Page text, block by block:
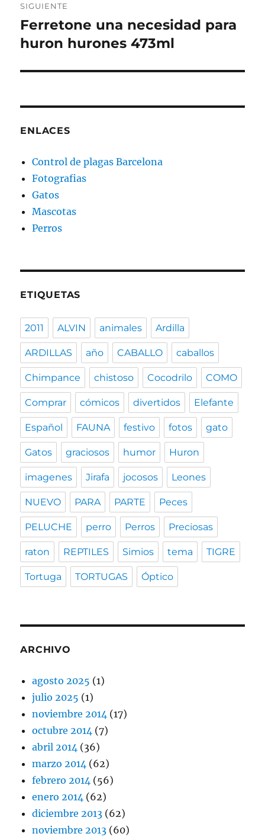
SIGUIENTE
Entrada
siguiente:
Ferretone una necesidad para
huron hurones 473ml
ENLACES
Control de plagas Barcelona
Fotografias
Gatos
Mascotas
Perros
ETIQUETAS
2011 ALVIN animales Ardilla
ARDILLAS año CABALLO caballos
Chimpance chistoso Cocodrilo COMO
Comprar cómicos divertidos Elefante
Español FAUNA festivo fotos gato
Gatos graciosos humor Huron
imagenes Jirafa jocosos Leones
NUEVO PARA PARTE Peces
PELUCHE perro Perros Preciosas
raton REPTILES Simios tema TIGRE
Tortuga TORTUGAS Óptico
ARCHIVO
agosto 2025 (1)
julio 2025 (1)
noviembre 2014 (17)
octubre 2014 (7)
abril 2014 (36)
marzo 2014 (62)
febrero 2014 (56)
enero 2014 (62)
diciembre 2013 (62)
noviembre 2013 (60)